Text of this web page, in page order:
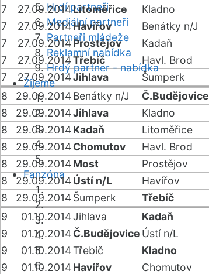
Hrdí partneři
Mediální partneři
Partneři mládeže
Reklamní nabídka
Hrdý partner - nabídka
Žijeme
Fanzóna
7
27.09.2014Litoměřice Kladno
7
27.09.2014Havířov Benátky n/J
7
27.09.2014Prostějov Kadaň
7
27.09.2014Třebíč Havl. Brod
7
27.09.2014Jihlava Šumperk
8
29.09.2014Benátky n/J Č.Budějovice
8
29.09.2014Jihlava Kladno
8
29.09.2014Kadaň Litoměřice
8
29.09.2014Chomutov Havl. Brod
8
29.09.2014Most Prostějov
8
29.09.2014Ústí n/L Havířov
8
29.09.2014Šumperk Třebíč
9
01.10.2014Jihlava Kadaň
9
01.10.2014Č.Budějovice Ústí n/L
9
01.10.2014Třebíč Kladno
9
01.10.2014Havířov Chomutov